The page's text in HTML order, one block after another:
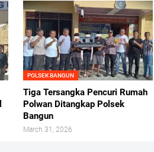
POLSEK BANGUN
Tiga Tersangka Pencuri Rumah
Polwan Ditangkap Polsek
Bangun
March 31, 2026